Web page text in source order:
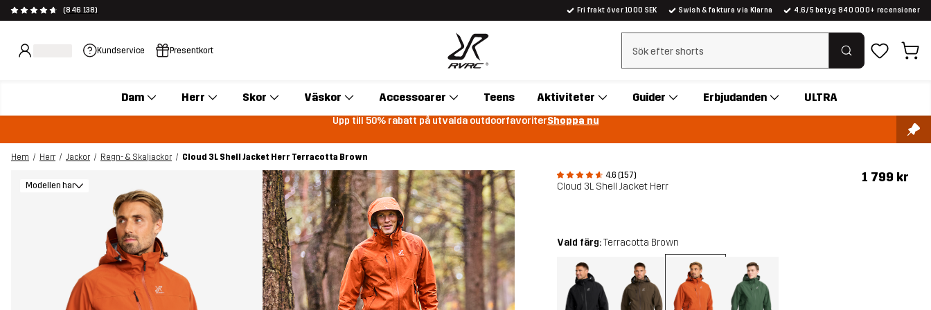
(846 138) Fri frakt över 1000 SEK Swish & faktura via Klarna 4.6/5 betyg 840 000+ recensioner
Kundservice Presentkort Rensa sök
Dam Herr Skor Väskor Accessoarer Teens Aktiviteter Guider Erbjudanden ULTRA
Upp till 50% rabatt på utvalda outdoorfavoriterShoppa nu
Hem Herr Jackor Regn- & Skaljackor
Cloud 3L Shell Jacket Herr Terracotta Brown
4.6 (157)
Cloud 3L Shell Jacket Herr
1 799 kr
Modellen har
Vald färg:Terracotta Brown